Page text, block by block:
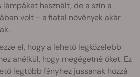
lámpákat használt, de a szín a
volt - a fiatal növények akár
el, hogy a lehető legközelebb
anélkül, hogy megégetné őket. Ez
legtöbb fényhez jussanak hozzá